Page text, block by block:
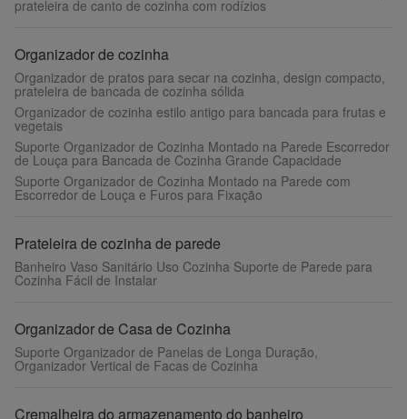
prateleira de canto de cozinha com rodízios
Organizador de cozinha
Organizador de pratos para secar na cozinha, design compacto,
prateleira de bancada de cozinha sólida
Organizador de cozinha estilo antigo para bancada para frutas e
vegetais
Suporte Organizador de Cozinha Montado na Parede Escorredor
de Louça para Bancada de Cozinha Grande Capacidade
Suporte Organizador de Cozinha Montado na Parede com
Escorredor de Louça e Furos para Fixação
Prateleira de cozinha de parede
Banheiro Vaso Sanitário Uso Cozinha Suporte de Parede para
Cozinha Fácil de Instalar
Organizador de Casa de Cozinha
Suporte Organizador de Panelas de Longa Duração,
Organizador Vertical de Facas de Cozinha
Cremalheira do armazenamento do banheiro